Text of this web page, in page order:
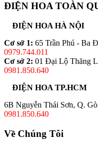
ĐIỆN HOA TOÀN
ĐIỆN HOA HÀ NỘI
Cơ sở 1: 65 Trần Phú - Ba
0979.744.011
Cơ sở 2: 01 Đại Lộ Thăng
0981.850.640
ĐIỆN HOA TP.HCM
6B Nguyễn Thái Sơn, Q.
0981.850.640
Về Chúng Tôi